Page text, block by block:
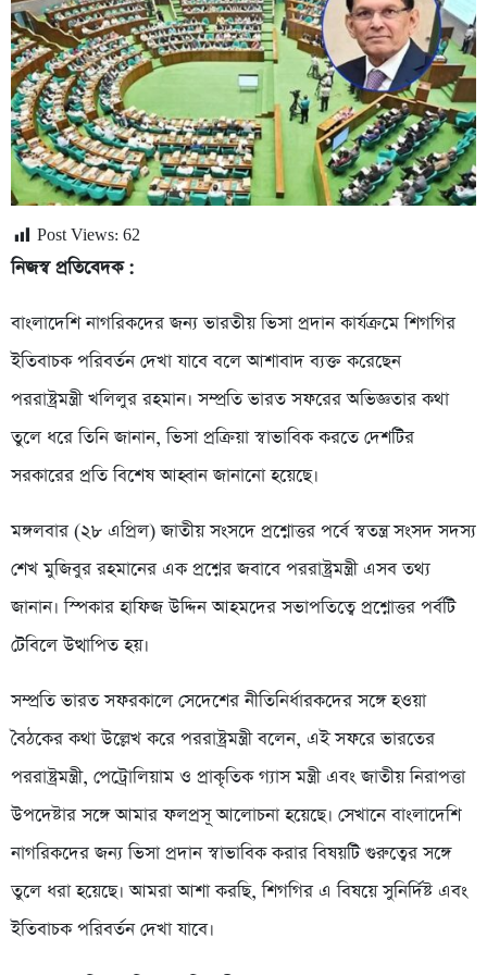
Post Views: 62
নিজস্ব প্রতিবেদক :
বাংলাদেশি নাগরিকদের জন্য ভারতীয় ভিসা প্রদান কার্যক্রমে শিগগির
ইতিবাচক পরিবর্তন দেখা যাবে বলে আশাবাদ ব্যক্ত করেছেন
পররাষ্ট্রমন্ত্রী খলিলুর রহমান। সম্প্রতি ভারত সফরের অভিজ্ঞতার কথা
তুলে ধরে তিনি জানান, ভিসা প্রক্রিয়া স্বাভাবিক করতে দেশটির
সরকারের প্রতি বিশেষ আহ্বান জানানো হয়েছে।
মঙ্গলবার (২৮ এপ্রিল) জাতীয় সংসদে প্রশ্নোত্তর পর্বে স্বতন্ত্র সংসদ সদস্য
শেখ মুজিবুর রহমানের এক প্রশ্নের জবাবে পররাষ্ট্রমন্ত্রী এসব তথ্য
জানান। স্পিকার হাফিজ উদ্দিন আহমদের সভাপতিত্বে প্রশ্নোত্তর পর্বটি
টেবিলে উত্থাপিত হয়।
সম্প্রতি ভারত সফরকালে সেদেশের নীতিনির্ধারকদের সঙ্গে হওয়া
বৈঠকের কথা উল্লেখ করে পররাষ্ট্রমন্ত্রী বলেন, এই সফরে ভারতের
পররাষ্ট্রমন্ত্রী, পেট্রোলিয়াম ও প্রাকৃতিক গ্যাস মন্ত্রী এবং জাতীয় নিরাপত্তা
উপদেষ্টার সঙ্গে আমার ফলপ্রসূ আলোচনা হয়েছে। সেখানে বাংলাদেশি
নাগরিকদের জন্য ভিসা প্রদান স্বাভাবিক করার বিষয়টি গুরুত্বের সঙ্গে
তুলে ধরা হয়েছে। আমরা আশা করছি, শিগগির এ বিষয়ে সুনির্দিষ্ট এবং
ইতিবাচক পরিবর্তন দেখা যাবে।